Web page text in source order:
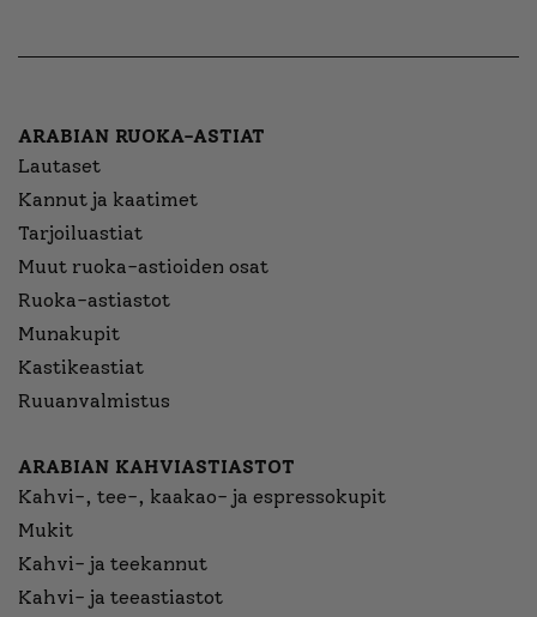
ARABIAN RUOKA-ASTIAT
Lautaset
Kannut ja kaatimet
Tarjoiluastiat
Muut ruoka-astioiden osat
Ruoka-astiastot
Munakupit
Kastikeastiat
Ruuanvalmistus
ARABIAN KAHVIASTIASTOT
Kahvi-, tee-, kaakao- ja espressokupit
Mukit
Kahvi- ja teekannut
Kahvi- ja teeastiastot